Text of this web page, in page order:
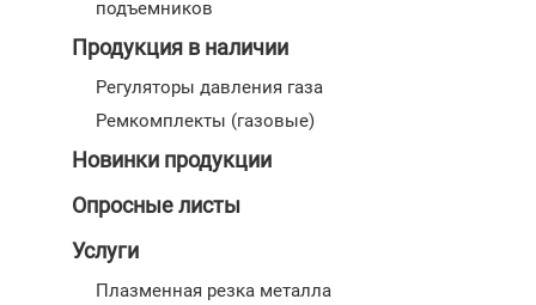
подъемников
Продукция в наличии
Регуляторы давления газа
Ремкомплекты (газовые)
Новинки продукции
Опросные листы
Услуги
Плазменная резка металла